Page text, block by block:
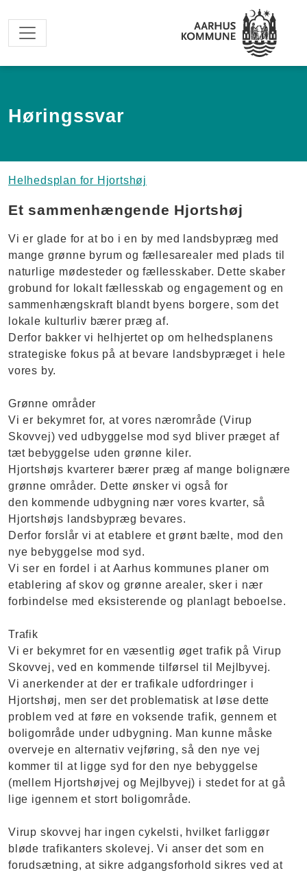
Høringssvar
Helhedsplan for Hjortshøj
Et sammenhængende Hjortshøj
Vi er glade for at bo i en by med landsbypræg med
mange grønne byrum og fællesarealer med plads til
naturlige mødesteder og fællesskaber. Dette skaber
grobund for lokalt fællesskab og engagement og en
sammenhængskraft blandt byens borgere, som det
lokale kulturliv bærer præg af.
Derfor bakker vi helhjertet op om helhedsplanens
strategiske fokus på at bevare landsbypræget i hele
vores by.
Grønne områder
Vi er bekymret for, at vores nærområde (Virup
Skovvej) ved udbyggelse mod syd bliver præget af
tæt bebyggelse uden grønne kiler.
Hjortshøjs kvarterer bærer præg af mange bolignære
grønne områder. Dette ønsker vi også for
den kommende udbygning nær vores kvarter, så
Hjortshøjs landsbypræg bevares.
Derfor forslår vi at etablere et grønt bælte, mod den
nye bebyggelse mod syd.
Vi ser en fordel i at Aarhus kommunes planer om
etablering af skov og grønne arealer, sker i nær
forbindelse med eksisterende og planlagt beboelse.
Trafik
Vi er bekymret for en væsentlig øget trafik på Virup
Skovvej, ved en kommende tilførsel til Mejlbyvej.
Vi anerkender at der er trafikale udfordringer i
Hjortshøj, men ser det problematisk at løse dette
problem ved at føre en voksende trafik, gennem et
boligområde under udbygning. Man kunne måske
overveje en alternativ vejføring, så den nye vej
kommer til at ligge syd for den nye bebyggelse
(mellem Hjortshøjvej og Mejlbyvej) i stedet for at gå
lige igennem et stort boligområde.
Virup skovvej har ingen cykelsti, hvilket farliggør
bløde trafikanters skolevej. Vi anser det som en
forudsætning, at sikre adgangsforhold sikres ved at